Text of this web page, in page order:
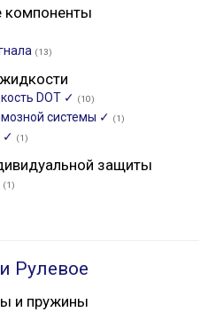
компоненты
(13)
DOT ✓ (10)
системы ✓ (1)
✓ (1)
защиты
(1)
Рулевое
и пружины